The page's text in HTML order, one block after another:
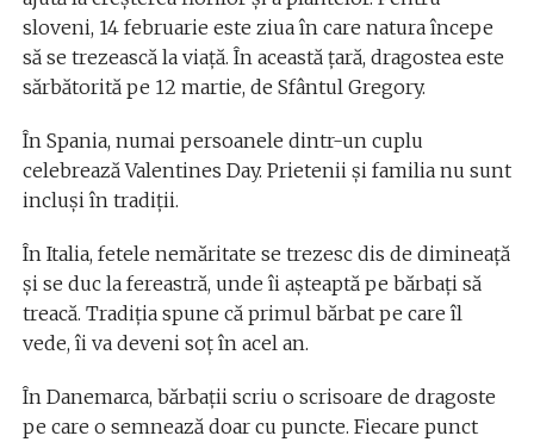
sloveni, 14 februarie este ziua în care natura începe
să se trezească la viață. În această țară, dragostea este
sărbătorită pe 12 martie, de Sfântul Gregory.
În Spania, numai persoanele dintr-un cuplu
celebrează Valentines Day. Prietenii și familia nu sunt
incluși în tradiții.
În Italia, fetele nemăritate se trezesc dis de dimineață
și se duc la fereastră, unde îi așteaptă pe bărbați să
treacă. Tradiția spune că primul bărbat pe care îl
vede, îi va deveni soț în acel an.
În Danemarca, bărbații scriu o scrisoare de dragoste
pe care o semnează doar cu puncte. Fiecare punct